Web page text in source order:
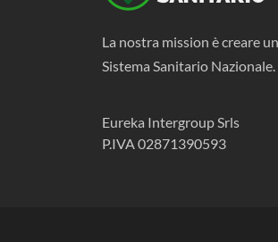
La nostra mission è creare
Sistema Sanitario Nazionale.
Eureka Intergroup Srls
P.IVA 02871390593